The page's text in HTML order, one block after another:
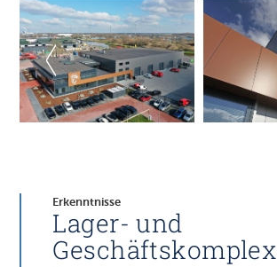
Erkenntnisse
Lager- und
Geschäftskomplex